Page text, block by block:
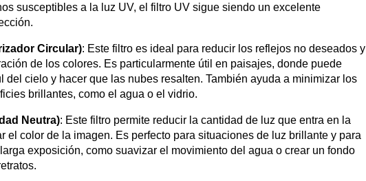
susceptibles a la luz UV, el filtro UV sigue siendo un excelente
Circular): Este filtro es ideal para reducir los reflejos no deseados y
de los colores. Es particularmente útil en paisajes, donde puede
del cielo y hacer que las nubes resalten. También ayuda a minimizar los
brillantes, como el agua o el vidrio.
Neutra): Este filtro permite reducir la cantidad de luz que entra en la
el color de la imagen. Es perfecto para situaciones de luz brillante y para
exposición, como suavizar el movimiento del agua o crear un fondo